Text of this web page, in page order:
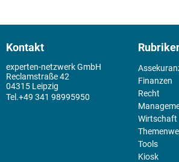
Kontakt
experten-netzwerk GmbH
Reclamstraße 42
04315 Leipzig
+49 341 98995950
Finanzen
Recht
Wirtschaft
Tools
Kiosk